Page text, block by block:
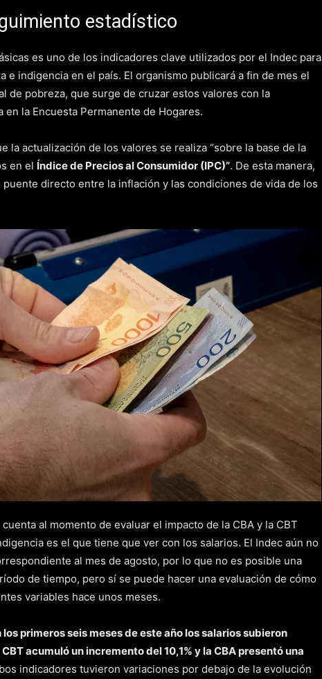
estadístico
es uno de los indicadores clave utilizados por el Indec para
e indigencia en el país. El organismo publicará a fin de mes el
de pobreza, que surge de cruzar estos valores con la
la Encuesta Permanente de Hogares.
la actualización de los valores se realiza “sobre la base de la
en el Índice de Precios al Consumidor (IPC)”. De esta manera,
directo entre la inflación y las condiciones de vida de los
al momento de evaluar el impacto de la CBA y la CBT
es el que tiene que ver con los salarios. El Indec aún no
al mes de agosto, por lo que no es posible una
de tiempo, pero sí se puede hacer una evaluación de cómo
variables hace unos meses.
los primeros seis meses de este año los salarios subieron
CBT acumuló un incremento del 10,1% y la CBA presentó una
indicadores tuvieron variaciones por debajo de la evolución